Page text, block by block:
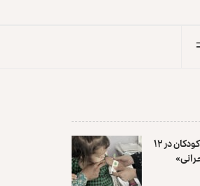
برنامه جهانی غذا: سوءتغذیه کودکان در ۱۲